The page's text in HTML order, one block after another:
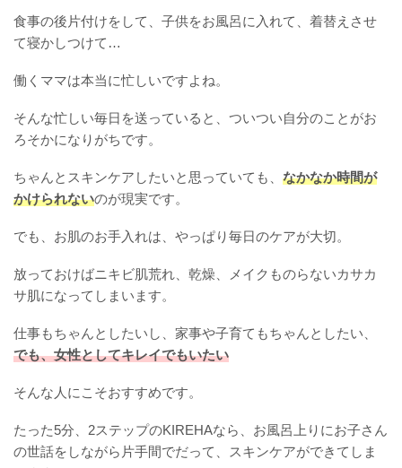
食事の後片付けをして、子供をお風呂に入れて、着替えさせ
て寝かしつけて…
働くママは本当に忙しいですよね。
そんな忙しい毎日を送っていると、ついつい自分のことがお
ろそかになりがちです。
ちゃんとスキンケアしたいと思っていても、 なかなか時間が
かけられないのが現実です。
でも、お肌のお手入れは、やっぱり毎日のケアが大切。
放っておけばニキビ肌荒れ、乾燥、メイクものらないカサカ
サ肌になってしまいます。
仕事もちゃんとしたいし、家事や子育てもちゃんとしたい、
でも、女性としてキレイでもいたい
そんな人にこそおすすめです。
たった5分、2ステップのKIREHAなら、お風呂上りにお子さん
の世話をしながら片手間でだって、スキンケアができてしま